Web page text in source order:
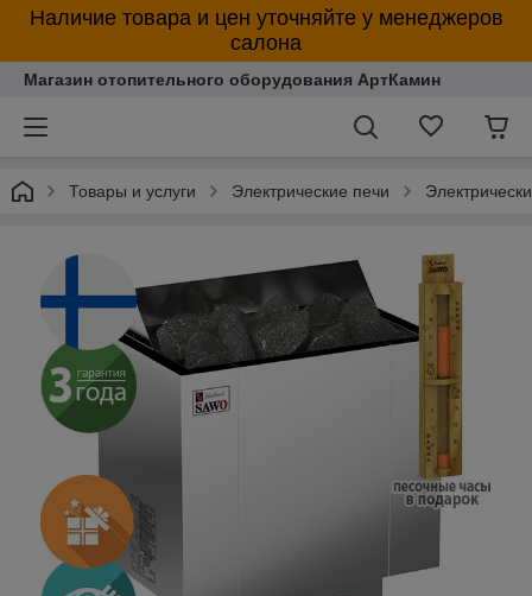
Наличие товара и цен уточняйте у менеджеров
салона
Магазин отопительного оборудования АртКамин
Товары и услуги Электрические печи